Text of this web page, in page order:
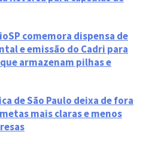
comemora dispensa de
e emissão do Cadri para
armazenam pilhas e
de São Paulo deixa de fora
mais claras e menos